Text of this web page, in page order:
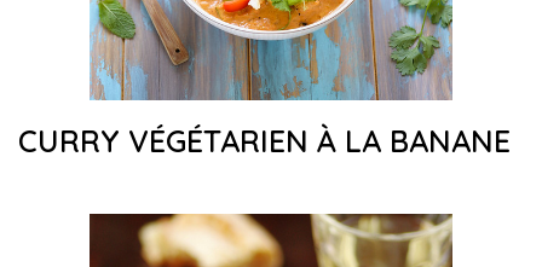
CURRY VÉGÉTARIEN À LA BANANE